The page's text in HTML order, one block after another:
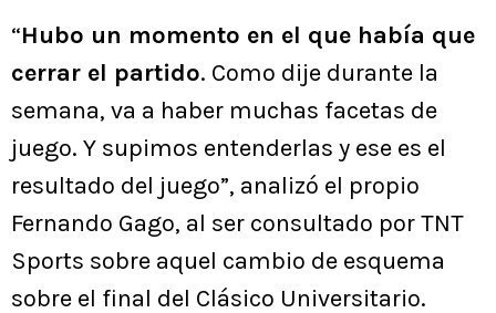
“Hubo un momento en el que había que
cerrar el partido. Como dije durante la
semana, va a haber muchas facetas de
juego. Y supimos entenderlas y ese es el
resultado del juego”, analizó el propio
Fernando Gago, al ser consultado por TNT
Sports sobre aquel cambio de esquema
sobre el final del Clásico Universitario.